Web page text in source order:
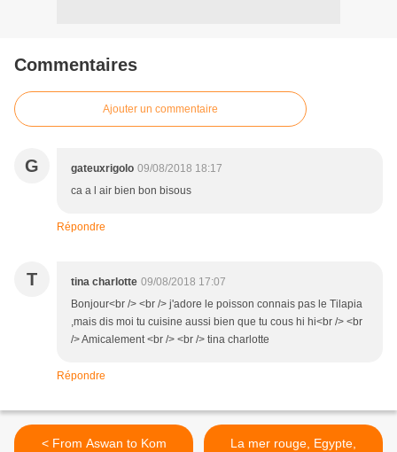
Commentaires
Ajouter un commentaire
G gateuxrigolo 09/08/2018 18:17
ca a l air bien bon bisous
Répondre
T tina charlotte 09/08/2018 17:07
Bonjour<br /> <br /> j'adore le poisson connais pas le Tilapia
,mais dis moi tu cuisine aussi bien que tu cous hi hi<br /> <br
/> Amicalement <br /> <br /> tina charlotte
Répondre
< From Aswan to Kom
La mer rouge, Egypte,